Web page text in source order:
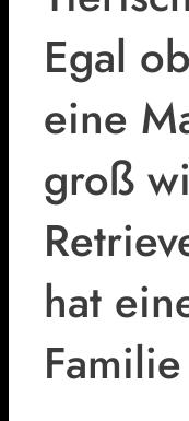
Egal
eine
groß
hat